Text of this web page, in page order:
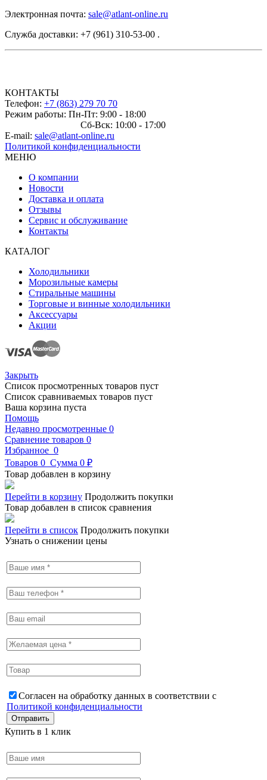
Электронная почта: sale@atlant-online.ru
Служба доставки: +7 (961) 310-53-00 .
КОНТАКТЫ
Телефон: +7 (863) 279 70 70
Режим работы: Пн-Пт: 9:00 - 18:00
Сб-Вск: 10:00 - 17:00
E-mail: sale@atlant-online.ru
Политикой конфиденциальности
МЕНЮ
О компании
Новости
Доставка и оплата
Отзывы
Сервис и обслуживание
Контакты
КАТАЛОГ
Холодильники
Морозильные камеры
Стиральные машины
Торговые и винные холодильники
Аксессуары
Акции
Закрыть
Список просмотренных товаров пуст
Список сравниваемых товаров пуст
Ваша корзина пуста
Помощь
Недавно просмотренные 0
Сравнение товаров 0
Избранное 0
Товаров 0 Сумма 0 ₽
Товар добавлен в корзину
Перейти в корзину Продолжить покупки
Товар добавлен в список сравнения
Перейти в список Продолжить покупки
Узнать о снижении цены
Согласен на обработку данных в соответствии с
Политикой конфиденциальности
Купить в 1 клик